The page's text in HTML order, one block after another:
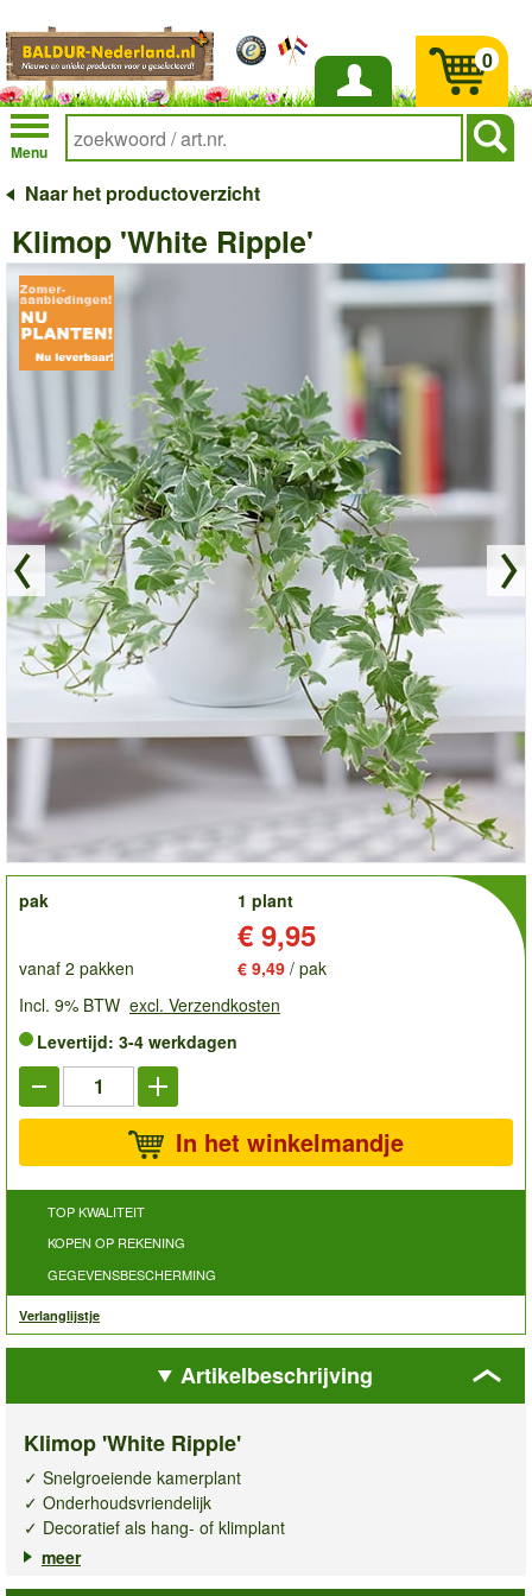
Inloggen
Menu
0
Naar het productoverzicht
Klimop 'White Ripple'
order
pak
1 plant
€ 9,95
vanaf 2 pakken € 9,49 / pak
Incl. 9% BTW excl. Verzendkosten
Levertijd: 3-4 werkdagen
In het winkelmandje
TOP KWALITEIT
KOPEN OP REKENING
GEGEVENSBESCHERMING
Verlanglijstje
Artikelbeschrijving
Klimop 'White Ripple'
✓ Snelgroeiende kamerplant
✓ Onderhoudsvriendelijk
✓ Decoratief als hang- of klimplant
Deklimop White Ripple
kamerklimop is een groene, robuuste en onderhoudsvriendelijke
meer